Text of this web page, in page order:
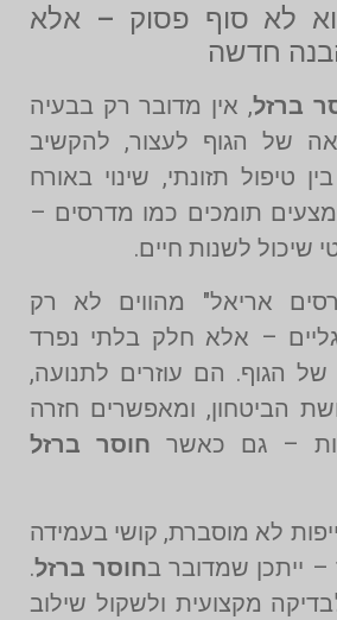
לא סוף פסוק – אלא
חדשה
ברזל, אין מדובר רק בבעיה
של הגוף לעצור, להקשיב
טיפול תזונתי, שינוי באורח
תומכים כמו מדרסים –
שיכול לשנות חיים.
אריאל" מהווים לא רק
– אלא חלק בלתי נפרד
הגוף. הם עוזרים לתנועה,
הביטחון, ומאפשרים חזרה
– גם כאשר חוסר ברזל
לא מוסברת, קושי בעמידה
– ייתכן שמדובר בחוסר ברזל.
מקצועית ולשקול שילוב